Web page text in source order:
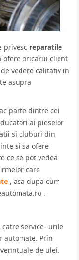
privesc reparatile
ofere oricarui client
vedere calitativ in
asupra
parte dintre cei
ai pieselor
si cluburi din
si sa ofere
ce se pot vedea
care
, asa dupa cum
.
service- urile
automate. Prin
de ulei.